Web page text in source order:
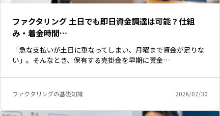
ファクタリング 土日でも即日資金調達は可能？仕組
み・着金時間…
「急な支払いが土日に重なってしまい、月曜まで資金が足りな
い」。そんなとき、保有する売掛金を早期に資金…
ファクタリングの基礎知識 2026/07/30